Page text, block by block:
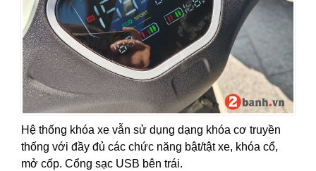
Hệ thống khóa xe vẫn sử dụng dạng khóa cơ truyền
thống với đầy đủ các chức năng bật/tật xe, khóa cổ,
mở cốp. Cổng sạc USB bên trái.